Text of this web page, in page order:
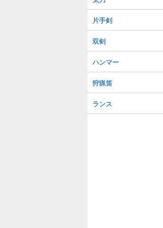
片手剣
双剣
ハンマー
狩猟笛
ランス